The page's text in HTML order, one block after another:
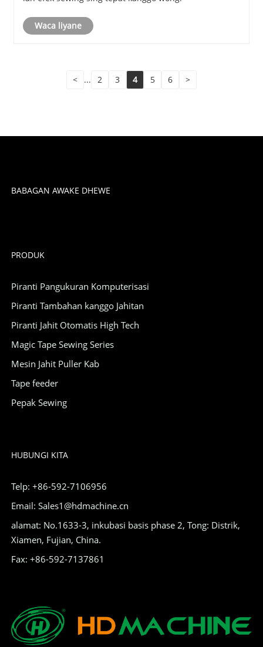
Waca liyane
< ... 2 3 4 5 6 >
BABAGAN AWAKE DHEWE
PRODUK
Piranti Pangukuran Komputerisasi
Piranti Tambahan kanggo Jahitan
Piranti Jahit Otomatis High Tech
Magic Tape Sewing Series
Mesin Jahit Puller Kab
Tape feeder
Pepak Sewing
HUBUNGI KITA
Telp: +86-592-7106956
Email: Sales1@hdmachine.cn
alamat: No.1633-3, inkubasi basis phase 2, Tong: Distrik,
Xiamen, Fujian, China.
Fax: +86-592-7137861